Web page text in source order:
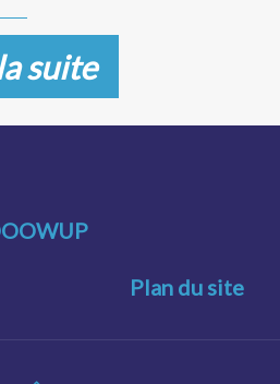
suite
Plan du site